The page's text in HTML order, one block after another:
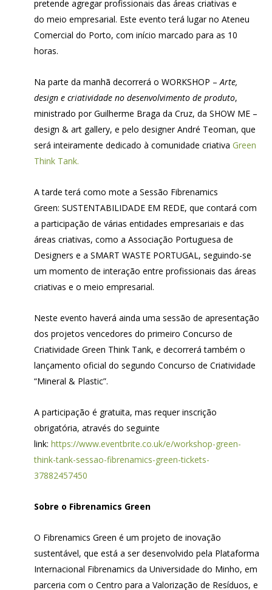
pretende agregar profissionais das áreas criativas e
do meio empresarial. Este evento terá lugar no Ateneu
Comercial do Porto, com início marcado para as 10
horas.
Na parte da manhã decorrerá o WORKSHOP –Arte,
design e criatividade no desenvolvimento de produto,
ministrado por Guilherme Braga da Cruz, da SHOW ME –
design & art gallery, e pelo designer André Teoman, que
será inteiramente dedicado à comunidade criativaGreen
Think Tank.
A tarde terá como mote a Sessão Fibrenamics
Green: SUSTENTABILIDADE EM REDE, que contará com
a participação de várias entidades empresariais e das
áreas criativas, como a Associação Portuguesa de
Designers e a SMART WASTE PORTUGAL, seguindo-se
um momento de interação entre profissionais das áreas
criativas e o meio empresarial.
Neste evento haverá ainda uma sessão de apresentação
dos projetos vencedores do primeiro Concurso de
Criatividade Green Think Tank, e decorrerá também o
lançamento oficial do segundo Concurso de Criatividade
“Mineral & Plastic”.
A participação é gratuita, mas requer inscrição
obrigatória, através do seguinte
link:https://www.eventbrite.co.uk/e/workshop-green-
think-tank-sessao-fibrenamics-green-tickets-
37882457450
Sobre o Fibrenamics Green
O Fibrenamics Green é um projeto de inovação
sustentável, que está a ser desenvolvido pela Plataforma
Internacional Fibrenamics da Universidade do Minho, em
parceria com o Centro para a Valorização de Resíduos, e